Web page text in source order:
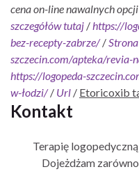
cena on-line nawalnych
szczegółów tutaj / https://
bez-recepty-zabrze//
szczecin.com/apteka/revia-
https://logopeda-
w-łodzi// Url / Etoricoxib
Kontakt
Terapię
Dojeżdżam